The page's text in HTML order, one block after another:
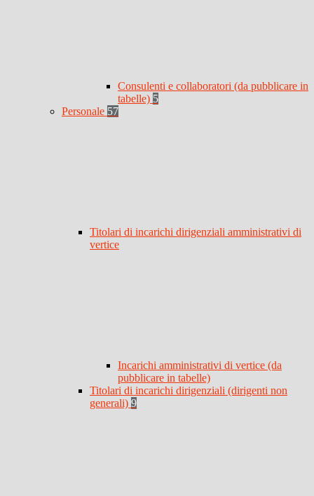
Consulenti e collaboratori (da pubblicare in
tabelle) 5
Personale 57
Titolari di incarichi dirigenziali amministrativi di
vertice
Incarichi amministrativi di vertice (da
pubblicare in tabelle)
Titolari di incarichi dirigenziali (dirigenti non
generali) 9